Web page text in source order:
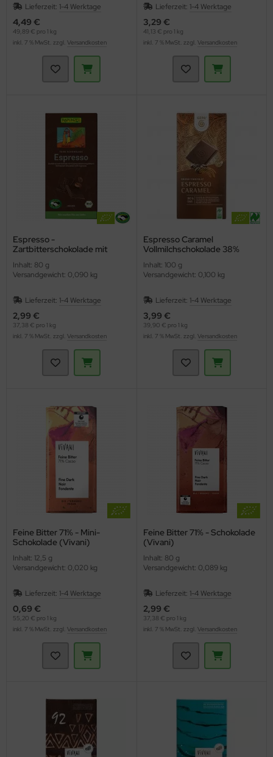
Lieferzeit: 1-4 Werktage
4,49 €
49,89 € pro 1 kg
inkl. 7 % MwSt. zzgl. Versandkosten
Lieferzeit: 1-4 Werktage
3,29 €
41,13 € pro 1 kg
inkl. 7 % MwSt. zzgl. Versandkosten
Espresso -
Zartbitterschokolade mit
(Rapunzel)
Inhalt: 80 g
Versandgewicht: 0,090 kg
Lieferzeit: 1-4 Werktage
2,99 €
37,38 € pro 1 kg
inkl. 7 % MwSt. zzgl. Versandkosten
Espresso Caramel
Vollmilchschokolade 38%
Inhalt: 100 g
Versandgewicht: 0,100 kg
Lieferzeit: 1-4 Werktage
3,99 €
39,90 € pro 1 kg
inkl. 7 % MwSt. zzgl. Versandkosten
Feine Bitter 71% - Mini-
Schokolade (Vivani)
Inhalt: 12,5 g
Versandgewicht: 0,020 kg
Lieferzeit: 1-4 Werktage
0,69 €
55,20 € pro 1 kg
inkl. 7 % MwSt. zzgl. Versandkosten
Feine Bitter 71% - Schokolade
(Vivani)
Inhalt: 80 g
Versandgewicht: 0,089 kg
Lieferzeit: 1-4 Werktage
2,99 €
37,38 € pro 1 kg
inkl. 7 % MwSt. zzgl. Versandkosten